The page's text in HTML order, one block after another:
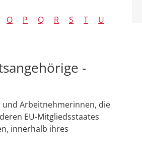
O P Q R S T
U
-
und Arbeitnehmerinnen, die
EU-Mitgliedsstaates
innerhalb ihres